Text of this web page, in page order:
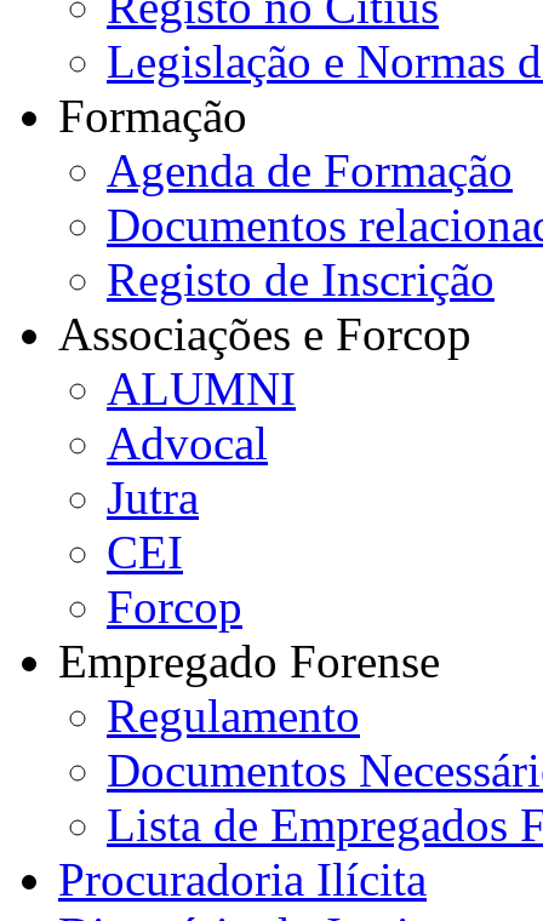
Legislação e Normas
Formação
Agenda de Formação
Documentos
Registo de Inscrição
Associações e Forcop
ALUMNI
Advocal
Jutra
CEI
Forcop
Empregado Forense
Regulamento
Documentos
Lista de Empregados
Procuradoria Ilícita